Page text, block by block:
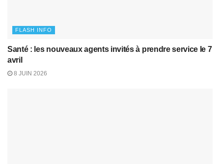
FLASH INFO
Santé : les nouveaux agents invités à prendre service le 7
avril
8 JUIN 2026